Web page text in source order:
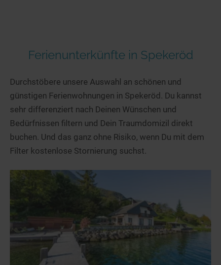
Ferienunterkünfte in Spekeröd
Durchstöbere unsere Auswahl an schönen und
günstigen Ferienwohnungen in Spekeröd. Du kannst
sehr differenziert nach Deinen Wünschen und
Bedürfnissen filtern und Dein Traumdomizil direkt
buchen. Und das ganz ohne Risiko, wenn Du mit dem
Filter kostenlose Stornierung suchst.